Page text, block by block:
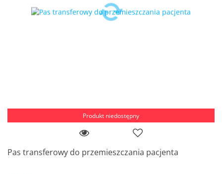
Produkt niedostępny
Pas transferowy do przemieszczania pacjenta